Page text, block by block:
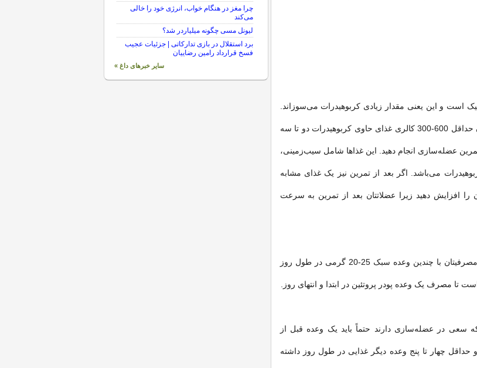
است و این یعنی مقدار زیادی کربوهیدرات می‌سوزاند.
به همین دلیل، نباید بدون خوردن حداقل 600-300 کالری غذای حاوی کربوهیدرات دو تا سه
عضله‌سازی انجام دهید. این غذاها شامل سیب‌زمینی،
می‌باشد. اگر بعد از تمرین نیز یک غذای مشابه
را افزایش دهید زیرا عضلاتتان بعد از تمرین به سرعت
علاوه‌ بر این، زمانبندی پروتئین مصرفیتان با چندین وعده سبک 25-20 گرمی در طول روز
تا مصرف یک وعده پودر پروتئین در ابتدا و انتهای روز.
سعی در عضله‌سازی دارند حتماً باید یک وعده قبل از
حداقل چهار تا پنج وعده دیگر غذایی در طول روز داشته
چرا مغز در هنگام خواب، انرژی خود را خالی
می‌کند
لیونل مسی چگونه میلیاردر شد؟
برد استقلال در بازی تدارکاتی | جزئیات عجیب
فسخ قرارداد رامین رضاییان
سایر خبرهای داغ »